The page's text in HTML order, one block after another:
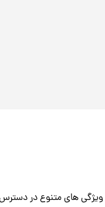
های متنوع در دسترس